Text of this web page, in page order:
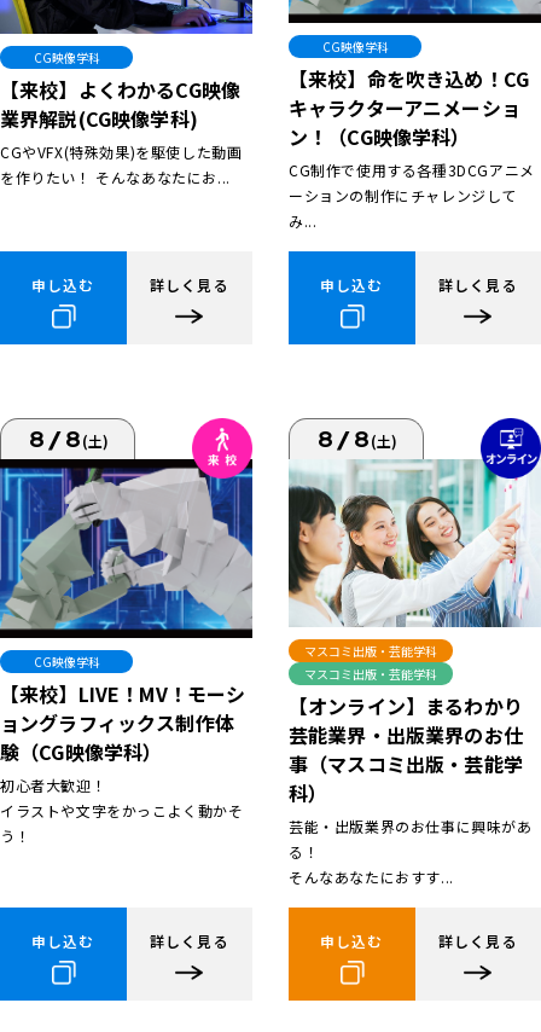
CG映像学科
【来校】よくわかるCG映像
業界解説(CG映像学科)
CGやVFX(特殊効果)を駆使した動画
を作りたい！ そんなあなたにお...
申し込む 詳しく見る
CG映像学科
【来校】命を吹き込め！CG
キャラクターアニメーショ
ン！（CG映像学科）
CG制作で使用する各種3DCGアニメ
ーションの制作にチャレンジして
み...
申し込む 詳しく見る
8/8(土)
CG映像学科
【来校】LIVE！MV！モーシ
ョングラフィックス制作体
験（CG映像学科）
初心者大歓迎！
イラストや文字をかっこよく動かそ
う！
申し込む 詳しく見る
8/8(土)
マスコミ出版・芸能学科
マスコミ出版・芸能学科
【オンライン】まるわかり
芸能業界・出版業界のお仕
事（マスコミ出版・芸能学
科）
芸能・出版業界のお仕事に興味があ
る！
そんなあなたにおすす...
申し込む 詳しく見る